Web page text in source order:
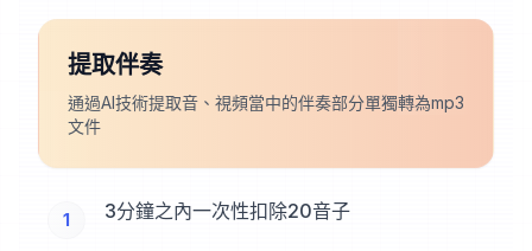
提取伴奏
通過AI技術提取音、視頻當中的伴奏部分單獨轉為mp3
文件
1 3分鐘之內一次性扣除20音子